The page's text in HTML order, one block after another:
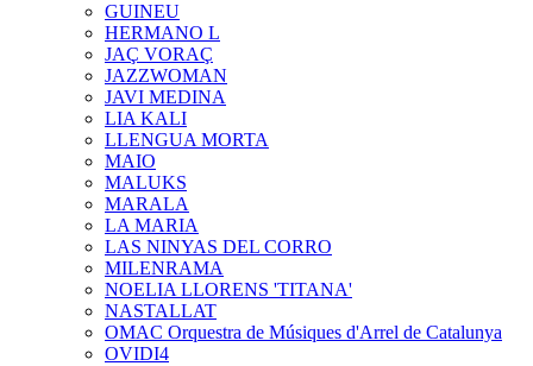
GUINEU
HERMANO L
JAÇ VORAÇ
JAZZWOMAN
JAVI MEDINA
LIA KALI
LLENGUA MORTA
MAIO
MALUKS
MARALA
LA MARIA
LAS NINYAS DEL CORRO
MILENRAMA
NOELIA LLORENS 'TITANA'
NASTALLAT
OMAC Orquestra de Músiques d'Arrel de Catalunya
OVIDI4